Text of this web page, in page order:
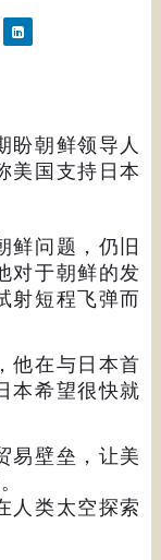
盼朝鲜领导人
美国支持日本
鲜问题，仍旧
对于朝鲜的发
射短程飞弹而
他在与日本首
本希望很快就
易壁垒，让美
人类太空探索